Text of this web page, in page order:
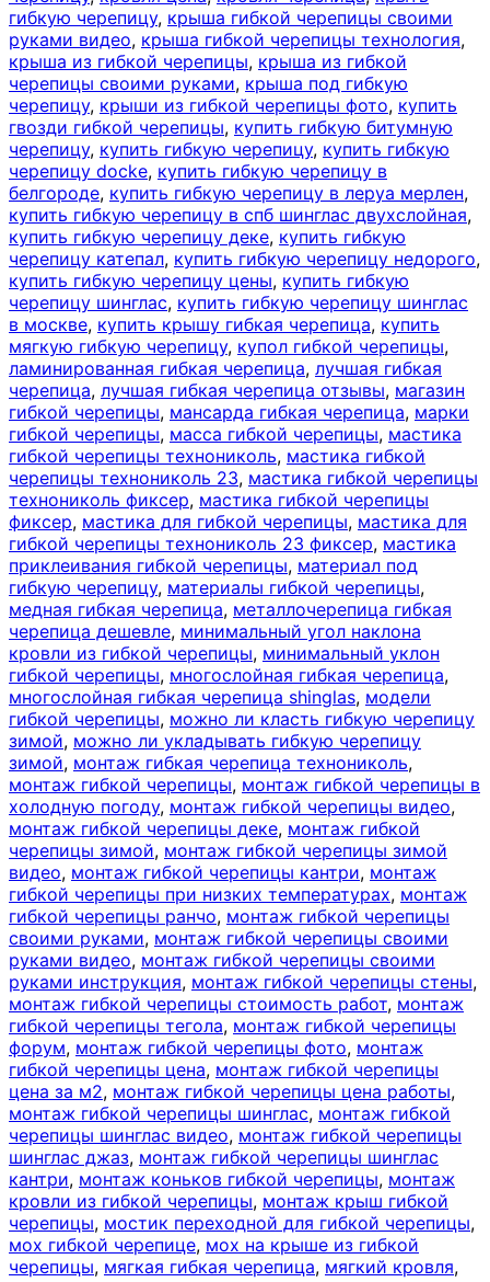
гибкую черепицу, крыша гибкой черепицы своими
руками видео, крыша гибкой черепицы технология,
крыша из гибкой черепицы, крыша из гибкой
черепицы своими руками, крыша под гибкую
черепицу, крыши из гибкой черепицы фото, купить
гвозди гибкой черепицы, купить гибкую битумную
черепицу, купить гибкую черепицу, купить гибкую
черепицу docke, купить гибкую черепицу в
белгороде, купить гибкую черепицу в леруа мерлен,
купить гибкую черепицу в спб шинглас двухслойная,
купить гибкую черепицу деке, купить гибкую
черепицу катепал, купить гибкую черепицу недорого,
купить гибкую черепицу цены, купить гибкую
черепицу шинглас, купить гибкую черепицу шинглас
в москве, купить крышу гибкая черепица, купить
мягкую гибкую черепицу, купол гибкой черепицы,
ламинированная гибкая черепица, лучшая гибкая
черепица, лучшая гибкая черепица отзывы, магазин
гибкой черепицы, мансарда гибкая черепица, марки
гибкой черепицы, масса гибкой черепицы, мастика
гибкой черепицы технониколь, мастика гибкой
черепицы технониколь 23, мастика гибкой черепицы
технониколь фиксер, мастика гибкой черепицы
фиксер, мастика для гибкой черепицы, мастика для
гибкой черепицы технониколь 23 фиксер, мастика
приклеивания гибкой черепицы, материал под
гибкую черепицу, материалы гибкой черепицы,
медная гибкая черепица, металлочерепица гибкая
черепица дешевле, минимальный угол наклона
кровли из гибкой черепицы, минимальный уклон
гибкой черепицы, многослойная гибкая черепица,
многослойная гибкая черепица shinglas, модели
гибкой черепицы, можно ли класть гибкую черепицу
зимой, можно ли укладывать гибкую черепицу
зимой, монтаж гибкая черепица технониколь,
монтаж гибкой черепицы, монтаж гибкой черепицы в
холодную погоду, монтаж гибкой черепицы видео,
монтаж гибкой черепицы деке, монтаж гибкой
черепицы зимой, монтаж гибкой черепицы зимой
видео, монтаж гибкой черепицы кантри, монтаж
гибкой черепицы при низких температурах, монтаж
гибкой черепицы ранчо, монтаж гибкой черепицы
своими руками, монтаж гибкой черепицы своими
руками видео, монтаж гибкой черепицы своими
руками инструкция, монтаж гибкой черепицы стены,
монтаж гибкой черепицы стоимость работ, монтаж
гибкой черепицы тегола, монтаж гибкой черепицы
форум, монтаж гибкой черепицы фото, монтаж
гибкой черепицы цена, монтаж гибкой черепицы
цена за м2, монтаж гибкой черепицы цена работы,
монтаж гибкой черепицы шинглас, монтаж гибкой
черепицы шинглас видео, монтаж гибкой черепицы
шинглас джаз, монтаж гибкой черепицы шинглас
кантри, монтаж коньков гибкой черепицы, монтаж
кровли из гибкой черепицы, монтаж крыш гибкой
черепицы, мостик переходной для гибкой черепицы,
мох гибкой черепице, мох на крыше из гибкой
черепицы, мягкая гибкая черепица, мягкий кровля,